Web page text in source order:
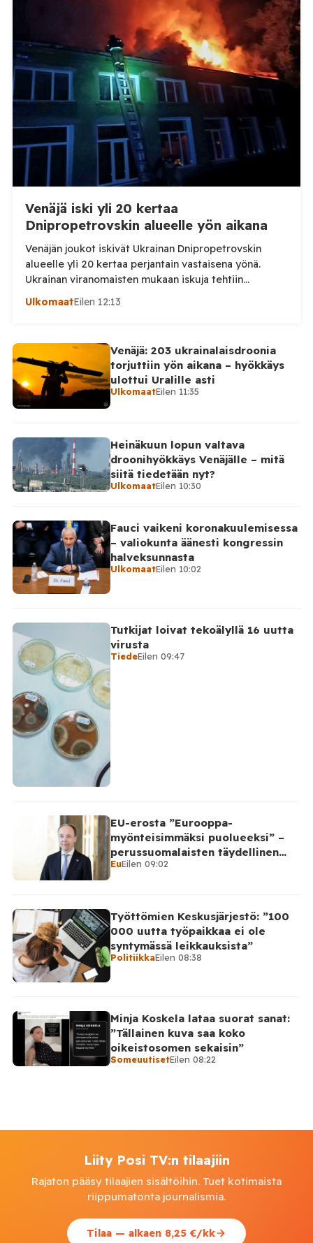
afrikkalaisen sikaruton tapauksesta sekä
eläintautitietojen vaihdosta […]
Venäjä iski yli 20 kertaa
Dnipropetrovskin alueelle yön aikana
Venäjän joukot iskivät Ukrainan Dnipropetrovskin
alueelle yli 20 kertaa perjantain vastaisena yönä.
Ukrainan viranomaisten mukaan iskuja tehtiin
drooneilla ja tykistöllä viidelle eri alueelle.
kertoi perjantaiaamuna 7. elokuuta julkaisemassaan
Telegram-päivityksessä, että Venäjän joukot
hyökkäsivät yön aikana yli 20 kertaa viidelle alueelle.
Nikopolin alueella iskuja kohdistui Nikopolin
kaupunkiin sekä […]
UlkomaatEilen 12:13
Venäjä: 203 ukrainalaisdroonia
torjuttiin yön aikana – hyökkäys
ulottui Uralille asti
UlkomaatEilen 11:35
Heinäkuun lopun valtava
droonihyökkäys Venäjälle – mitä
siitä tiedetään nyt?
UlkomaatEilen 10:30
Fauci vaikeni koronakuulemisessa
– valiokunta äänesti kongressin
halveksunnasta
UlkomaatEilen 10:02
Tutkijat loivat tekoälyllä 16 uutta
virusta
TiedeEilen 09:47
EU-erosta ”Eurooppa-
myönteisimmäksi puolueeksi” –
perussuomalaisten täydellinen
takinkääntö
EuEilen 09:02
Työttömien Keskusjärjestö: ”100
000 uutta työpaikkaa ei ole
syntymässä leikkauksista”
PolitiikkaEilen 08:38
Minja Koskela lataa suorat sanat:
”Tällainen kuva saa koko
oikeistosomen sekaisin”
SomeuutisetEilen 08:22
Liity Posi TV:n tilaajiin
Rajaton pääsy tilaajien sisältöihin. Tuet kotimaista
riippumatonta journalismia.
Tilaa — alkaen 8,25 €/kk